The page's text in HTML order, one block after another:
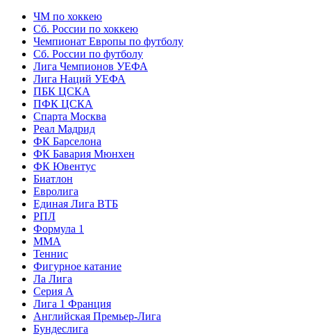
ЧМ по хоккею
Сб. России по хоккею
Чемпионат Европы по футболу
Сб. России по футболу
Лига Чемпионов УЕФА
Лига Наций УЕФА
ПБК ЦСКА
ПФК ЦСКА
Спарта Москва
Реал Мадрид
ФК Барселона
ФК Бавария Мюнхен
ФК Ювентус
Биатлон
Евролига
Единая Лига ВТБ
РПЛ
Формула 1
MMA
Теннис
Фигурное катание
Ла Лига
Серия А
Лига 1 Франция
Английская Премьер-Лига
Бундеслига